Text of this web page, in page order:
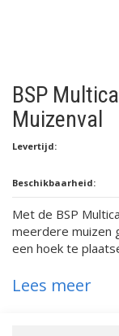
BSP
Muizenval
Levertijd:
Beschikbaarheid:
Met de BSP
meerdere muizen
een hoek te
Lees meer